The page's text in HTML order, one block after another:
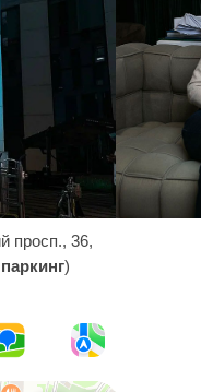
просп., 36,
)